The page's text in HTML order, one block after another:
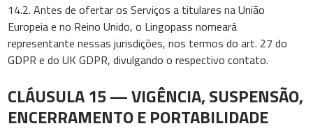
14.2. Antes de ofertar os Serviços a titulares na União
Europeia e no Reino Unido, o Lingopass nomeará
representante nessas jurisdições, nos termos do art. 27 do
GDPR e do UK GDPR, divulgando o respectivo contato.
CLÁUSULA 15 — VIGÊNCIA, SUSPENSÃO,
ENCERRAMENTO E PORTABILIDADE